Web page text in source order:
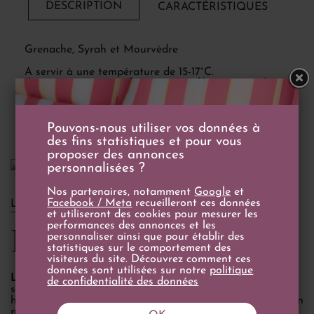
DESCRIPTION CARACTÉRISTIQUES
Grenache, Syrah et Mourvèdre
A servir à une température de 15-17°C.
Il accompagnera parfaitement un filet mignon de
porc aux figues, un carré d'agneau rôti ou un
magret de canard arrosé d'une sauce aux figues.
LE DOMAINE
L’Oratoire des Papes
L'histoire de L'Oratoire des Papesremonte au XIXe
siècle, précisément en 1880, lorsque Edouard Amouroux
hérita d'une précieuse parcelle de vigne par le biais de son
mariage. Cette parcelle, située dans un clos, donna
Pouvons-nous utiliser vos données à
des fins statistiques et pour vous
proposer des annonces
personnalisées ?
Nos partenaires, notamment Google et
Facebook / Meta recueilleront ces données
et utiliseront des cookies pour mesurer les
performances des annonces et les
personnaliser ainsi que pour établir des
statistiques sur le comportement des
visiteurs du site. Découvrez comment ces
données sont utilisées sur notre politique
de confidentialité des données